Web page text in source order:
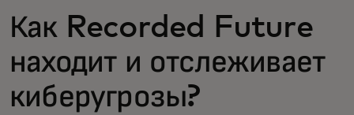
Новости и тренды
Как Recorded Future
находит и отслеживает
киберугрозы?